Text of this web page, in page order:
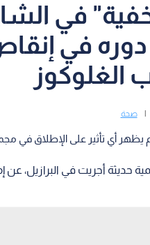
في
في
الغلوكوز
صحة
يظهر أي تأثير على الإطلاق في
حديثة أجريت في البرازيل، عن